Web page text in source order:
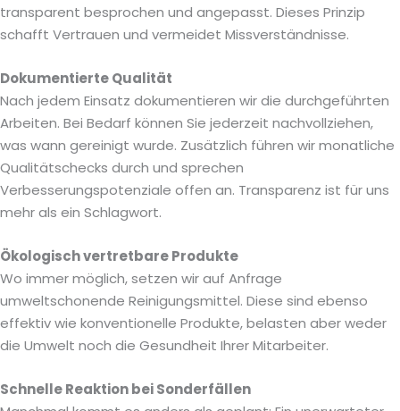
transparent besprochen und angepasst. Dieses Prinzip
schafft Vertrauen und vermeidet Missverständnisse.
Dokumentierte Qualität
Nach jedem Einsatz dokumentieren wir die durchgeführten
Arbeiten. Bei Bedarf können Sie jederzeit nachvollziehen,
was wann gereinigt wurde. Zusätzlich führen wir monatliche
Qualitätschecks durch und sprechen
Verbesserungspotenziale offen an. Transparenz ist für uns
mehr als ein Schlagwort.
Ökologisch vertretbare Produkte
Wo immer möglich, setzen wir auf Anfrage
umweltschonende Reinigungsmittel. Diese sind ebenso
effektiv wie konventionelle Produkte, belasten aber weder
die Umwelt noch die Gesundheit Ihrer Mitarbeiter.
Schnelle Reaktion bei Sonderfällen